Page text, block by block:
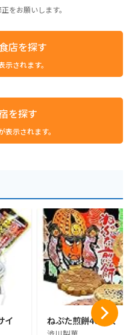
をお願いします。
店を探す
されます。
を探す
示されます。
イ
ねぷた煎餅40枚入